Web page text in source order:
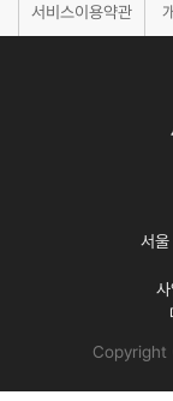
서비스이용약관
서
Copyright